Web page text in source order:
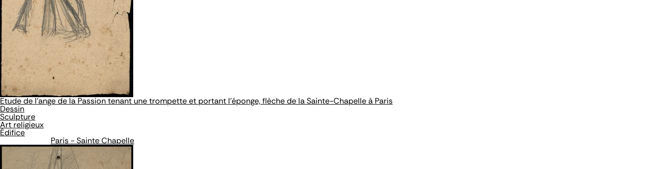
Etude de l'ange de la Passion tenant une trompette et portant l'éponge, flèche de la Sainte-Chapelle à Paris
Dessin
Sculpture
Art religieux
Édifice
Paris - Sainte Chapelle